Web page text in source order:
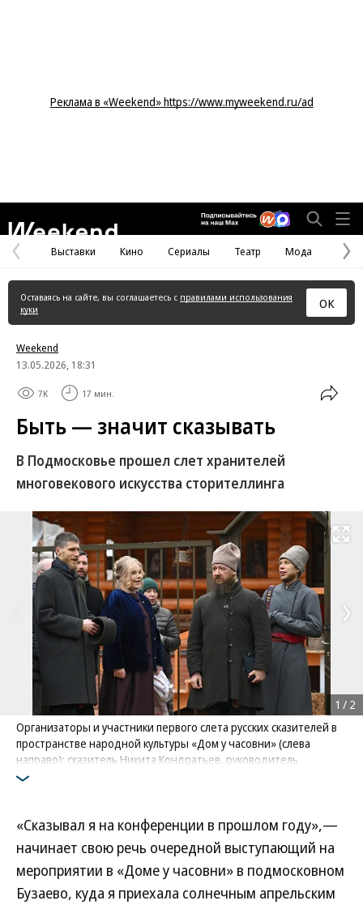
Реклама в «Weekend» https://www.myweekend.ru/ad
Предыдущая
страница
Выставки Кино Сериалы Театр Мода
Оставаясь на сайте, вы соглашаетесь с правилами использования
куки
ОК
Weekend
13.05.2026, 18:31
7K 17 мин.
Быть — значит сказывать
В Подмосковье прошел слет хранителей
многовекового искусства сторителлинга
Развернуть
Организаторы и участники первого слета русских сказителей в
пространстве народной культуры «Дом у часовни» (слева
направо): сказитель Никита Кондратьев, руководитель
пространства Александра Каширина, фольклорист и филолог
1 / 2
«Сказывал я на конференции в прошлом году»,—
начинает свою речь очередной выступающий на
мероприятии в «Доме у часовни» в подмосковном
Бузаево, куда я приехала солнечным апрельским